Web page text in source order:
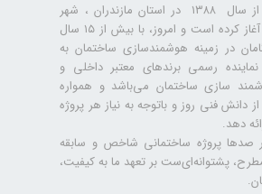
از سال ۱۳۸۸ در استان مازندران ، شهر
ساری فعالیت خود را آغاز کرده است و امروز، با بیش از ۱۵ سال
در زمینه هوشمندسازی ساختمان به
رسمی برندهای معتبر داخلی و
سازی ساختمان می‌باشد و همواره
دانش فنی روز و باتوجه به نیاز هر پروژه
دهد.
صدها پروژه‌ ساختمانی شاخص و سابقه
پشتوانه‌ای‌ست بر تعهد ما به کیفیت،